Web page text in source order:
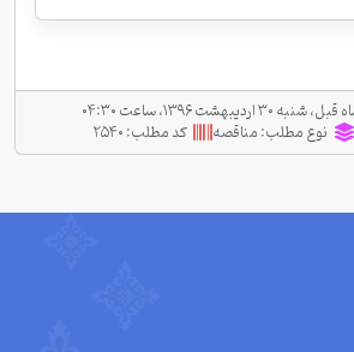
نوع مطلب:مناقصه کد مطلب:۲۵۴۰